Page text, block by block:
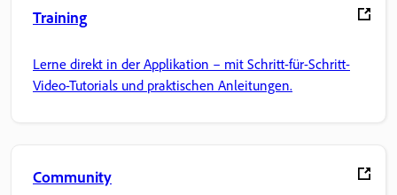
Training
Lerne direkt in der Applikation – mit Schritt-für-Schritt-
Video-Tutorials und praktischen Anleitungen.
Community